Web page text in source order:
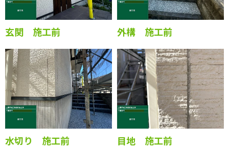
玄関 施工前 外構 施工前
水切り 施工前 目地 施工前